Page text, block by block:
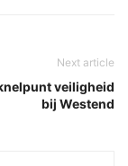
Next article
veiligheid
bij Westend